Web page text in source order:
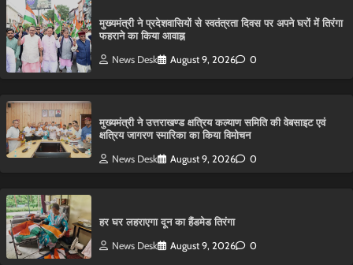
मुख्यमंत्री ने प्रदेशवासियों से स्वतंत्रता दिवस पर अपने घरों में तिरंगा
फहराने का किया आवाह्न
News Desk August 9, 2026 0
मुख्यमंत्री ने उत्तराखण्ड क्षत्रिय कल्याण समिति की वेबसाइट एवं
क्षत्रिय जागरण स्मारिका का किया विमोचन
News Desk August 9, 2026 0
हर घर लहराएगा दून का हैंडमेड तिरंगा
News Desk August 9, 2026 0